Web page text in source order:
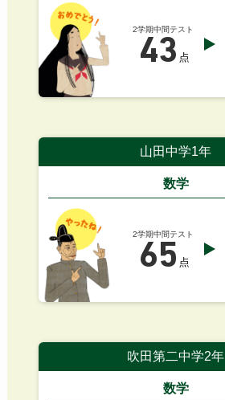
2学期中間テスト
43 点
山田中学1年
数学
2学期中間テスト
65 点
吹田第二中学2年
数学